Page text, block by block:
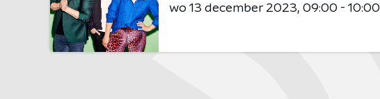
wo 13 december 2023 09:00 - 10:00